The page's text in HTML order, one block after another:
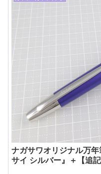
ナガサワオリジナル万
サイ シルバー』＋【追